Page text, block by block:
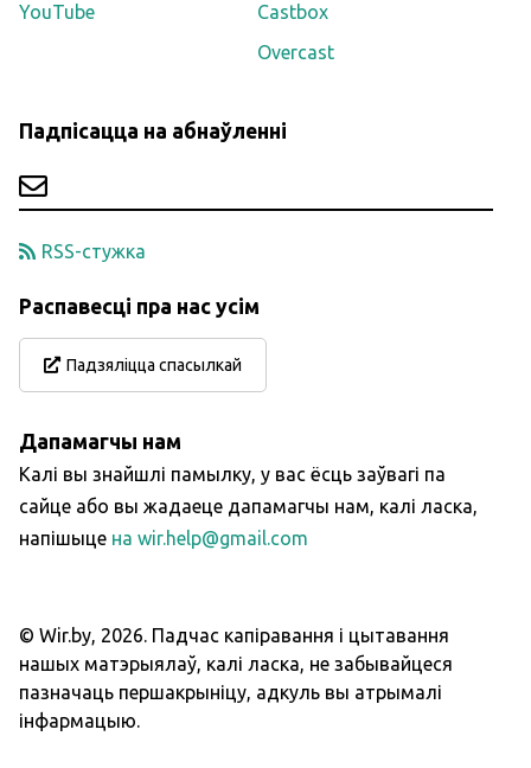
YouTube
Castbox
Overcast
Падпісацца на абнаўленні
RSS-стужка
Распавесці пра нас усім
Падзяліцца спасылкай
Дапамагчы нам
Калі вы знайшлі памылку, у вас ёсць заўвагі па
сайце або вы жадаеце дапамагчы нам, калі ласка,
напішыце на wir.help@gmail.com
© Wir.by, 2026. Падчас капіравання і цытавання
нашых матэрыялаў, калі ласка, не забывайцеся
пазначаць першакрыніцу, адкуль вы атрымалі
інфармацыю.